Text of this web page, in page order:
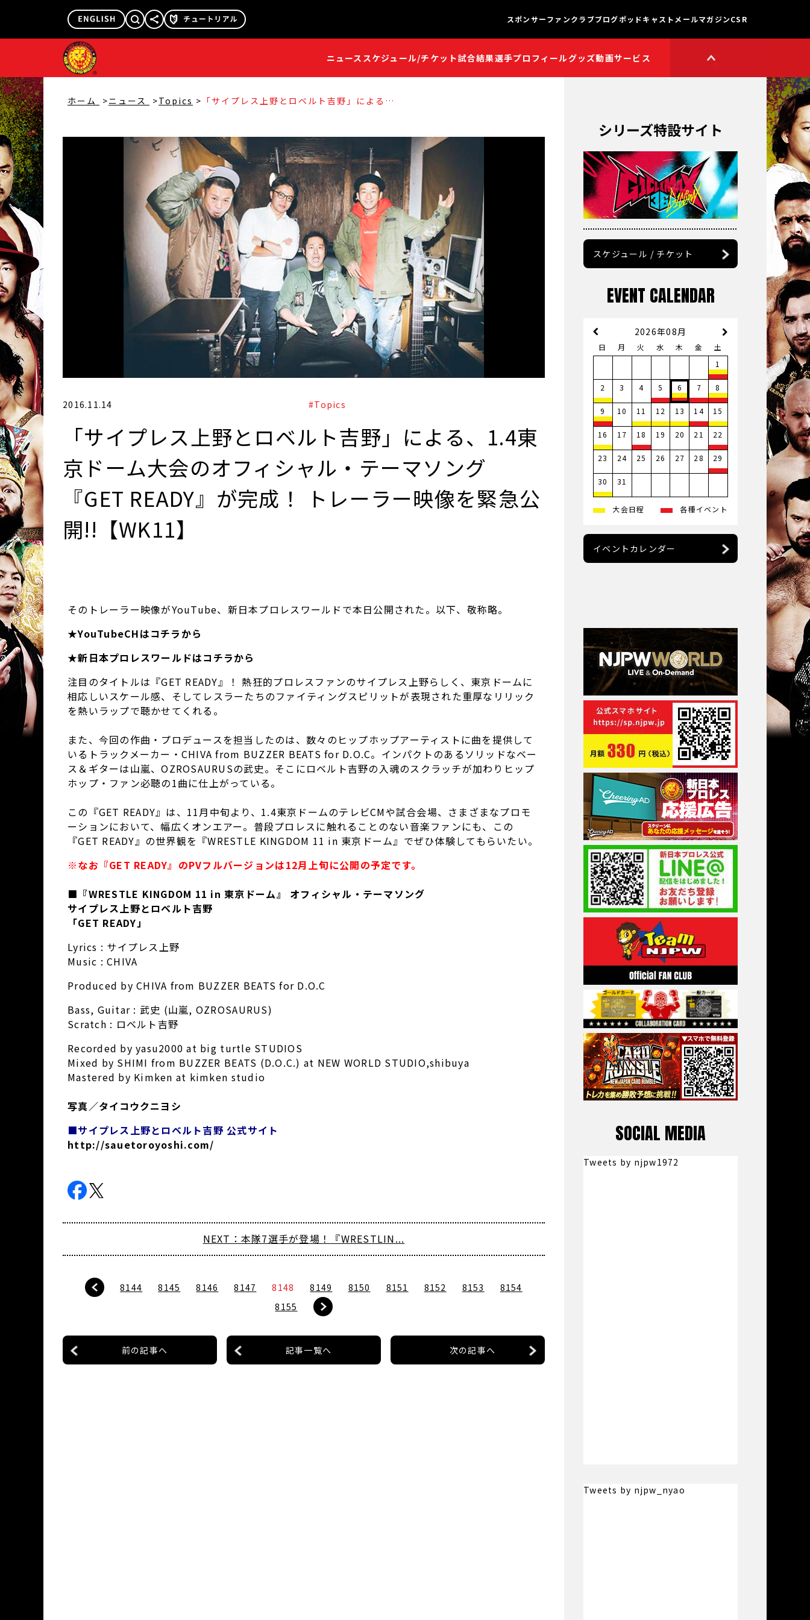
ニュース スケジュール/チケット試合結果選手プロフィールグッズ動画サービス
獣神サンダー・ライガー
矢野通プロデュース!!
スイーツ真壁チャンネル
聖帝タイチのゲーム実況
チャンネル
鷹木信悟ちゃんねる
オーカーンチャンネル
スポンサーファンクラブブログポッドキャスト メールマガジンCSR
ホーム ニュース Topics 「サイプレス上野とロベルト吉野」による、
2016.11.14 #Topics
「サイプレス上野とロベルト吉野」による、1.4東
京ドーム大会のオフィシャル・テーマソング
『GET READY』が完成！ トレーラー映像を緊急公
開!!【WK11】
そのトレーラー映像がYouTube、新日本プロレスワールドで本日公開された。以下、敬称略。
★YouTubeCHはコチラから
★新日本プロレスワールドはコチラから
注目のタイトルは『GET READY』！ 熱狂的プロレスファンのサイプレス上野らしく、東京ドームに
相応しいスケール感、そしてレスラーたちのファイティングスピリットが表現された重厚なリリック
を熱いラップで聴かせてくれる。
また、今回の作曲・プロデュースを担当したのは、数々のヒップホップアーティストに曲を提供して
いるトラックメーカー・CHIVA from BUZZER BEATS for D.O.C。インパクトのあるソリッドなベー
ス＆ギターは山嵐、OZROSAURUSの武史。そこにロベルト吉野の入魂のスクラッチが加わりヒップ
ホップ・ファン必聴の1曲に仕上がっている。
この『GET READY』は、11月中旬より、1.4東京ドームのテレビCMや試合会場、さまざまなプロモ
ーションにおいて、幅広くオンエアー。普段プロレスに触れることのない音楽ファンにも、この
『GET READY』の世界観を『WRESTLE KINGDOM 11 in 東京ドーム』でぜひ体験してもらいたい。
※なお『GET READY』のPVフルバージョンは12月上旬に公開の予定です。
■『WRESTLE KINGDOM 11 in 東京ドーム』 オフィシャル・テーマソング
サイプレス上野とロベルト吉野
「GET READY」
Lyrics : サイプレス上野
Music : CHIVA
Produced by CHIVA from BUZZER BEATS for D.O.C
Bass, Guitar : 武史 (山嵐, OZROSAURUS)
Scratch : ロベルト吉野
Recorded by yasu2000 at big turtle STUDIOS
Mixed by SHIMI from BUZZER BEATS (D.O.C.) at NEW WORLD STUDIO,shibuya
Mastered by Kimken at kimken studio
写真／タイコウクニヨシ
■サイプレス上野とロベルト吉野 公式サイト
http://sauetoroyoshi.com/
NEXT：本隊7選手が登場！『WRESTLIN...
8144 8145 8146 8147 8148 8149 8150 8151 8152 8153
8154
8155
前の記事へ 記事一覧へ 次の記事へ
シリーズ特設サイト
スケジュール / チケット
EVENT CALENDAR
2026年08月
日 月 火 水 木 金
土
1
2 3 4 5 6 7 8
9 10 11 12 13 14 15
16 17 18 19 20 21 22
23 24 25 26 27 28 29
30 31
大会日程 各種イベント
イベントカレンダー
SOCIAL MEDIA
Tweets by njpw1972
Tweets by njpw_nyao